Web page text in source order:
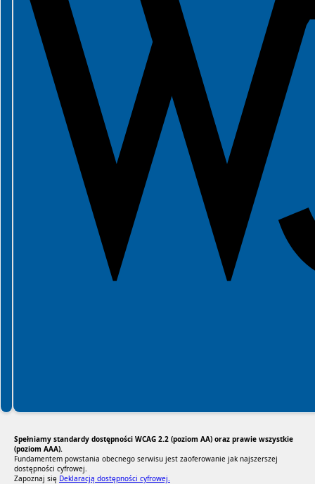
Spełniamy standardy dostępności WCAG 2.2 (poziom AA) oraz prawie wszystkie
(poziom AAA).
Fundamentem powstania obecnego serwisu jest zaoferowanie jak najszerszej
dostępności cyfrowej.
Zapoznaj się Deklaracją dostępności cyfrowej.